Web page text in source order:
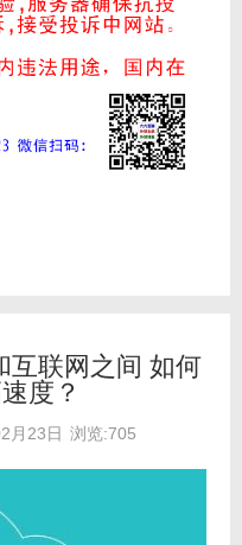
互联网之间 如何
度？
月23日 浏览:705